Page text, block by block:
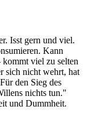
Isst gern und viel.
Kann
kommt viel zu selten
sich nicht wehrt, hat
den Sieg des
nichts tun."
und Dummheit.